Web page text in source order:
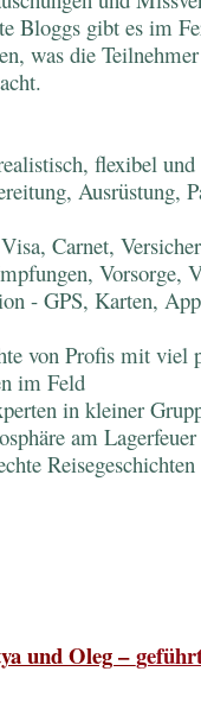
Bloggs gibt es im
was die
flexibel
Carnet,
Vorsorge,
- GPS, Karten,
von Profis mit viel
im Feld
in kleiner
am Lagerfeuer
Reisegeschichten
und Oleg –